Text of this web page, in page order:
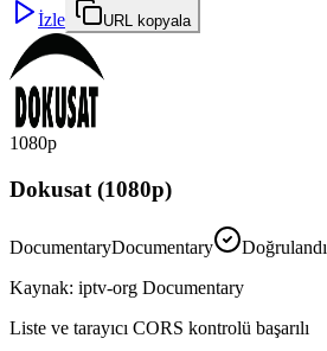
İzle URL kopyala
1080p
Dokusat (1080p)
DocumentaryDocumentary
Doğrulandı
Kaynak: iptv-org Documentary
Liste ve tarayıcı CORS kontrolü başarılı